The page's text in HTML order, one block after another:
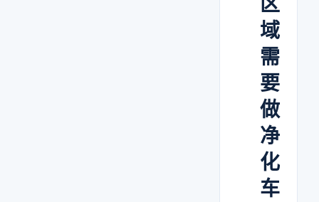
域
需
要
做
净
化
车